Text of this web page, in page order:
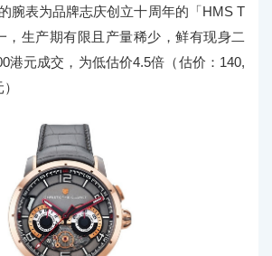
腕表为品牌志庆创立十周年的「HMS T
，生产期有限且产量稀少，鲜有现身二
港元成交，为低估价4.5倍（估价：140,